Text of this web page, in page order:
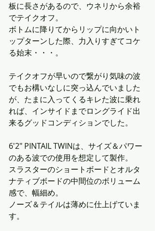
板に長さがあるので、ウネリから余裕
でテイクオフ。
ボトムに降りてからリップに向かいト
ップターンした際、力入りすぎてコケ
る始末・・・。
テイクオフが早いので繋がり気味の波
でもお構いなしに突っ込んでいました
が、たまに入ってくるキレた波に乗れ
れば、インサイドまでロングライド出
来るグッドコンディションでした。
6'2" PINTAIL TWINは、サイズ＆パワー
のある波での使用を想定して製作。
スラスターのショートボードとオルタ
ナティブボードの中間位のボリューム
感で、幅細め。
ノーズ＆テイルは薄めに仕上げていま
す。